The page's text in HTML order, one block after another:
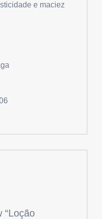
e maciez
“Loção